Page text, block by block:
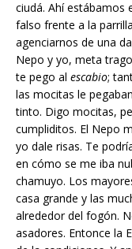
ciudá. Ahí estábamos
falso frente a la
agenciarnos de una
Nepo y yo, meta
te pego al escabio;
las mocitas le
tinto. Digo mocitas,
cumpliditos. El Nepo
yo dale risas. Te
en cómo se me iba
chamuyo. Los
casa grande y las
alrededor del fogón.
asadores. Entonce la